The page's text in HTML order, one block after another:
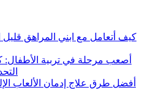
كيف أتعامل مع ابني المراهق قليل
أصعب مرحلة في تربية الأطفال:
أفضل طرق علاج إدمان الألعاب